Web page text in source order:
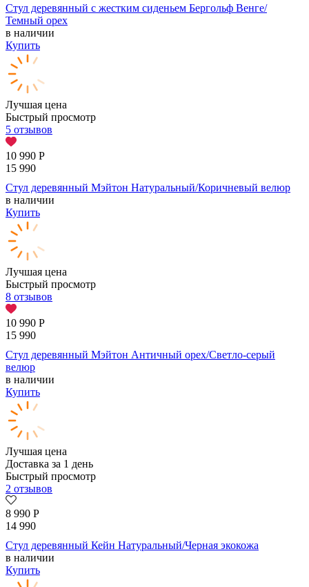
Стул деревянный с жестким сиденьем Бергольф Венге/
Темный орех
в наличии
Купить
Лучшая цена
Быстрый просмотр
5 отзывов
10 990 Р
15 990
Стул деревянный Мэйтон Натуральный/Коричневый велюр
в наличии
Купить
Лучшая цена
Быстрый просмотр
8 отзывов
10 990 Р
15 990
Стул деревянный Мэйтон Античный орех/Светло-серый
велюр
в наличии
Купить
Лучшая цена
Доставка за 1 день
Быстрый просмотр
2 отзывов
8 990 Р
14 990
Стул деревянный Кейн Натуральный/Черная экокожа
в наличии
Купить